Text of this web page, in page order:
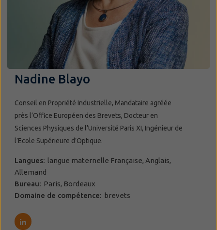
Nadine Blayo
Conseil en Propriété Industrielle, Mandataire agréée
près l’Office Européen des Brevets, Docteur en
Sciences Physiques de l’Université Paris XI, Ingénieur de
l’Ecole Supérieure d’Optique.
Langues: langue maternelle Française, Anglais,
Allemand
Bureau: Paris, Bordeaux
Domaine de compétence: brevets